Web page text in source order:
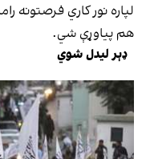
لپاره نور کاري فرصتونه
هم پیاوړې شي.
ډېر لیدل شوي